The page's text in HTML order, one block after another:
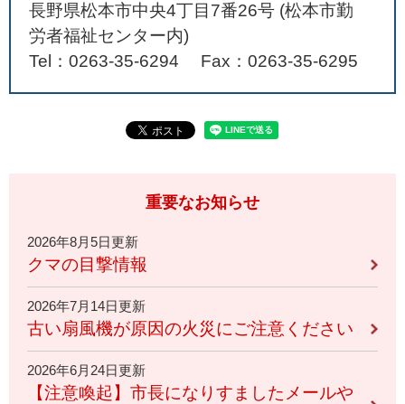
長野県松本市中央4丁目7番26号 (松本市勤
労者福祉センター内)
Tel：0263-35-6294
Fax：0263-35‐6295
重要なお知らせ
2026年8月5日更新
クマの目撃情報
2026年7月14日更新
古い扇風機が原因の火災にご注意ください
2026年6月24日更新
【注意喚起】市長になりすましたメールや